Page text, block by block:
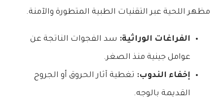
مظهر اللحية عبر التقنيات الطبية المتطورة والآمنة.
الفراغات الوراثية: سد الفجوات الناتجة عن
عوامل جينية منذ الصغر.
إخفاء الندوب: تغطية آثار الحروق أو الجروح
القديمة بالوجه.